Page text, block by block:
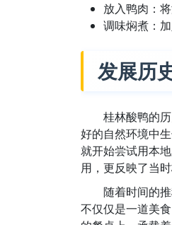
放入鸭肉：
调味焖煮：
发展历
桂林酸鸭的
好的自然环境中
就开始尝试用本
用，更反映了当
随着时间的
不仅仅是一道美